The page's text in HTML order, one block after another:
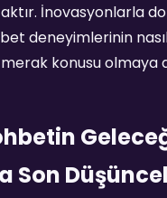
İnovasyonlarla
deneyimlerinin
konusu olmaya
Son